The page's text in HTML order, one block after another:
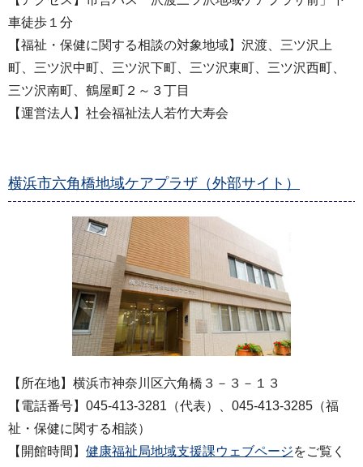
車徒歩１分
【福祉・保健に関する相談の対象地域】沢渡、三ツ沢上
町、三ツ沢中町、三ツ沢下町、三ツ沢東町、三ツ沢西町、
三ツ沢南町、鶴屋町２～３丁目
【運営法人】社会福祉法人若竹大寿会
横浜市六角橋地域ケアプラザ（外部サイト）
【所在地】横浜市神奈川区六角橋３－３－１３
【電話番号】045-413-3281（代表）、045-413-3285（福
祉・保健に関する相談）
【開館時間】 健康福祉局地域支援課ウェブページをご覧く